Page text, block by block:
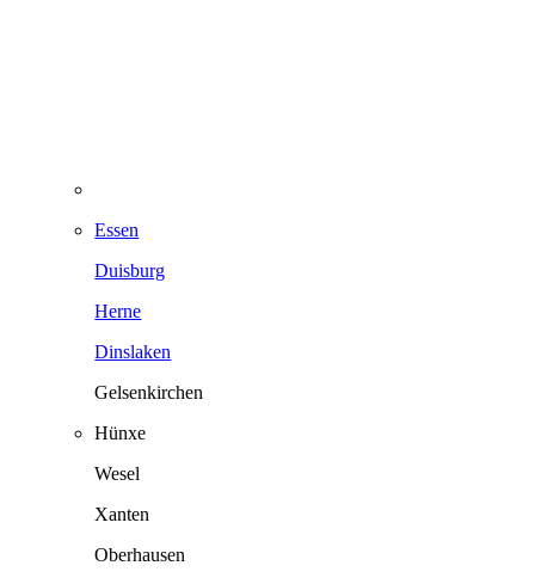
Essen
Duisburg
Herne
Dinslaken
Gelsenkirchen
Hünxe
Wesel
Xanten
Oberhausen